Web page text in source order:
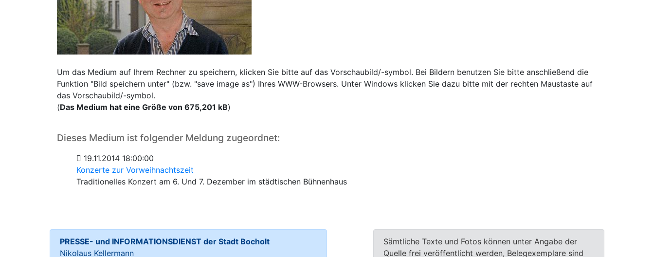
Um das Medium auf Ihrem Rechner zu speichern, klicken Sie bitte auf das Vorschaubild/-symbol. Bei Bildern benutzen Sie bitte anschließend die
Funktion "Bild speichern unter" (bzw. "save image as") Ihres WWW-Browsers. Unter Windows klicken Sie dazu bitte mit der rechten Maustaste auf
das Vorschaubild/-symbol.
(Das Medium hat eine Größe von 675,201 kB)
Dieses Medium ist folgender Meldung zugeordnet:
19.11.2014 18:00:00
Konzerte zur Vorweihnachtszeit
Traditionelles Konzert am 6. Und 7. Dezember im städtischen Bühnenhaus
PRESSE- und INFORMATIONSDIENST der Stadt Bocholt
Nikolaus Kellermann
Sämtliche Texte und Fotos können unter Angabe der
Quelle frei veröffentlicht werden, Belegexemplare sind